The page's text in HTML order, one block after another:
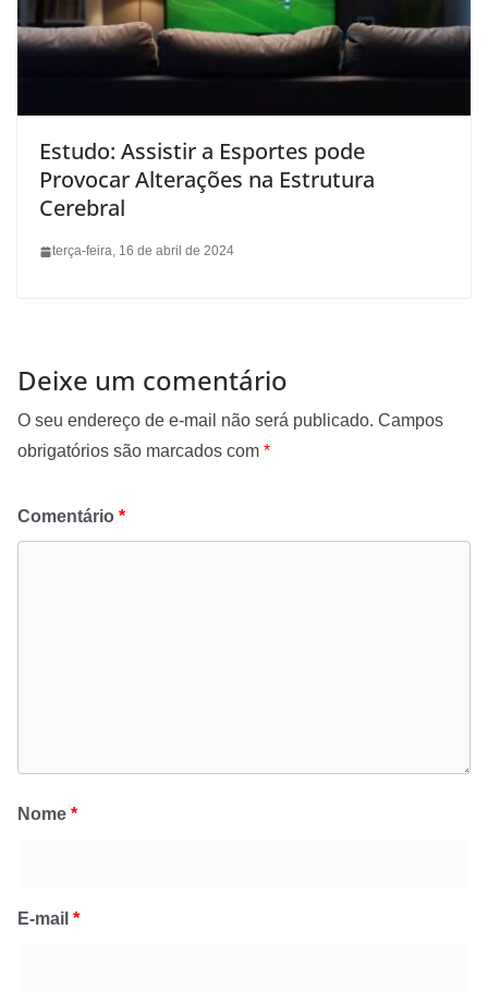
Estudo: Assistir a Esportes pode
Provocar Alterações na Estrutura
Cerebral
terça-feira, 16 de abril de 2024
Deixe um comentário
O seu endereço de e-mail não será publicado. Campos
obrigatórios são marcados com *
Comentário *
Nome *
E-mail *